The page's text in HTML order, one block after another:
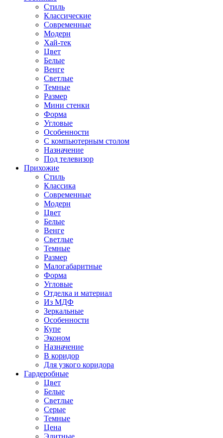
Стиль
Классические
Современные
Модерн
Хай-тек
Цвет
Белые
Венге
Светлые
Темные
Размер
Мини стенки
Форма
Угловые
Особенности
С компьютерным столом
Назначение
Под телевизор
Прихожие
Стиль
Классика
Современные
Модерн
Цвет
Белые
Венге
Светлые
Темные
Размер
Малогабаритные
Форма
Угловые
Отделка и материал
Из МДФ
Зеркальные
Особенности
Купе
Эконом
Назначение
В коридор
Для узкого коридора
Гардеробные
Цвет
Белые
Светлые
Серые
Темные
Цена
Элитные